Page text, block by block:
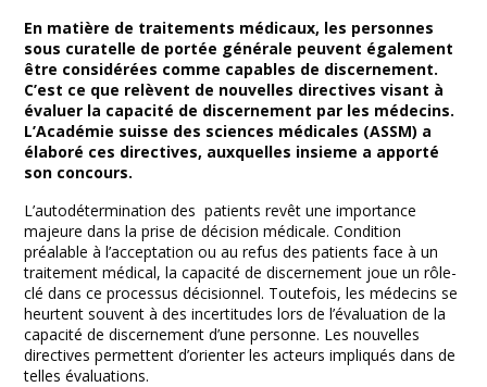
En matière de traitements médicaux, les personnes
sous curatelle de portée générale peuvent également
être considérées comme capables de discernement.
C’est ce que relèvent de nouvelles directives visant à
évaluer la capacité de discernement par les médecins.
L’Académie suisse des sciences médicales (ASSM) a
élaboré ces directives, auxquelles insieme a apporté
son concours.
L’autodétermination des patients revêt une importance
majeure dans la prise de décision médicale. Condition
préalable à l’acceptation ou au refus des patients face à un
traitement médical, la capacité de discernement joue un rôle-
clé dans ce processus décisionnel. Toutefois, les médecins se
heurtent souvent à des incertitudes lors de l’évaluation de la
capacité de discernement d’une personne. Les nouvelles
directives permettent d’orienter les acteurs impliqués dans de
telles évaluations.